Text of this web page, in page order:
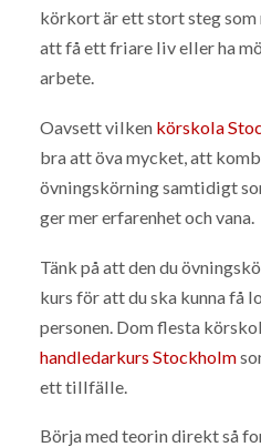
körkort är ett stort steg som
att få ett friare liv eller ha
arbete.
Oavsett vilken körskola
bra att öva mycket, att
övningskörning samtidigt
ger mer erfarenhet och vana.
Tänk på att den du
kurs för att du ska kunna få
personen. Dom flesta
handledarkurs Stockholm
ett tillfälle.
Börja med teorin direkt så